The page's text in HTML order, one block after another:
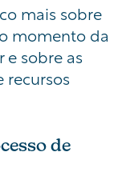
mais sobre
momento da
sobre as
de